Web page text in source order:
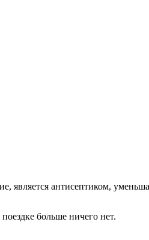
является антисептиком,
больше ничего нет.